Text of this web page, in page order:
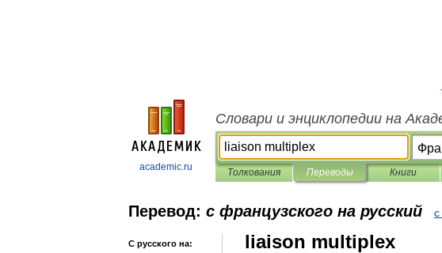
academic.ru
Словари и энциклопедии на
Толкования Переводы Книги
Перевод: с французского на русский с
С русского на: liaison multiplex